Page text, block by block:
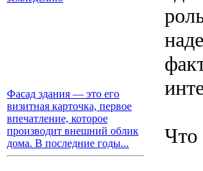
Фасад здания — это его
визитная карточка, первое
впечатление, которое
производит внешний облик
дома. В последние годы...
Что